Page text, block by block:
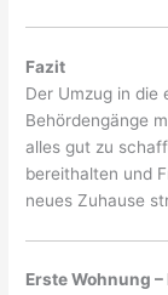
Fazit
Der Umzug in die
Behördengänge
alles gut zu
bereithalten und
neues Zuhause
Erste Wohnung